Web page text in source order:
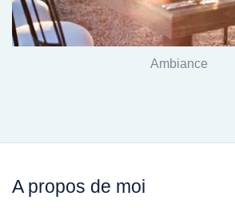
Ambiance
A propos de moi